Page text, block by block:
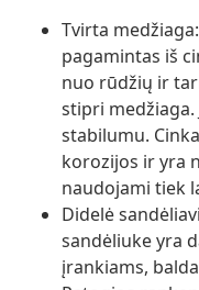
Tvirta
pagamintas iš
nuo rūdžių ir
stipri
stabilumu.
korozijos ir yra
naudojami tiek
Didelė
sandėliuke yra
įrankiams,